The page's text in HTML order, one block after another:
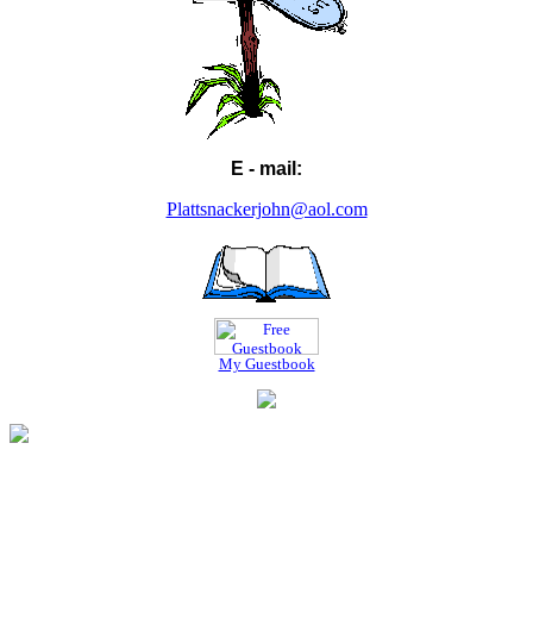
E - mail:
Plattsnackerjohn@aol.com
My Guestbook